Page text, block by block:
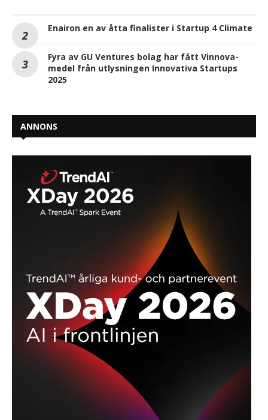
Enairon en av åtta finalister i Startup 4 Climate
Fyra av GU Ventures bolag har fått Vinnova-
medel från utlysningen Innovativa Startups
2025
ANNONS